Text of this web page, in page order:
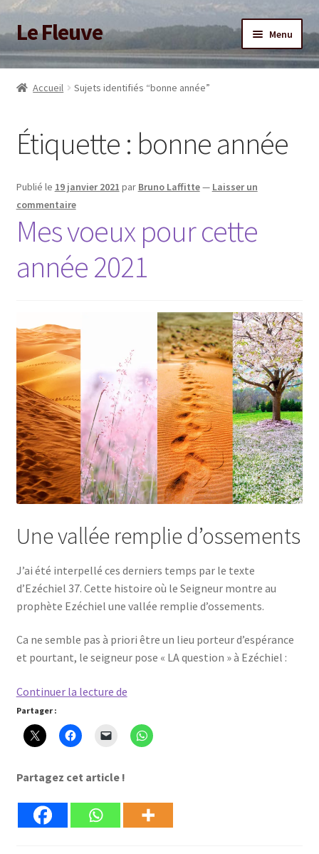
Aller
à
la
navigation
Aller
au
contenu
Le Fleuve Menu
Accueil
Ouvrir
menu
enfant
Boutique
Adhésion/Soutien
Mon compte
Accueil Sujets identifiés “bonne année”
Étiquette : bonne année
Publié le 19 janvier 2021 par Bruno Laffitte— Laisser un
commentaire
Mes voeux pour cette
année 2021
Une vallée remplie d’ossements
J’ai été interpellé ces derniers temps par le texte
d’Ezéchiel 37. Cette histoire où le Seigneur montre au
prophète Ezéchiel une vallée remplie d’ossements.
Ca ne semble pas à priori être un lieu porteur d’espérance
et pourtant, le seigneur pose « LA question » à Ezéchiel :
Continuer la lecture deMes
pour
cette
Partager :
Partagez cet article !